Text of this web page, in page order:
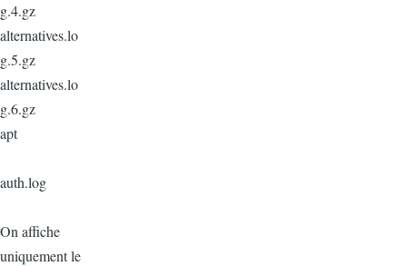
g.4.gz
alternatives.lo
g.5.gz
alternatives.lo
g.6.gz
apt
auth.log
On affiche
uniquement le